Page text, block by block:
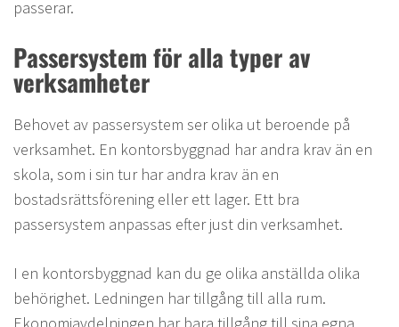
passerar.
Passersystem för alla typer av
verksamheter
Behovet av passersystem ser olika ut beroende på
verksamhet. En kontorsbyggnad har andra krav än en
skola, som i sin tur har andra krav än en
bostadsrättsförening eller ett lager. Ett bra
passersystem anpassas efter just din verksamhet.
I en kontorsbyggnad kan du ge olika anställda olika
behörighet. Ledningen har tillgång till alla rum.